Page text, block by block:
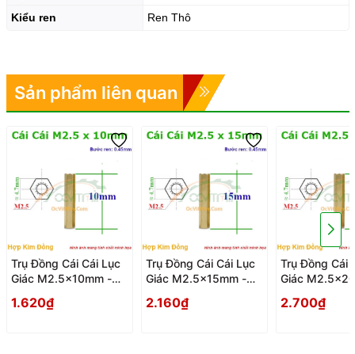
Kiểu ren Ren Thô
Sản phẩm liên quan
Trụ Đồng Cái Cái Lục
Giác M2.5x10mm -
Giac
1.620₫
Trụ Đồng Cái Cái Lục
Giác M2.5x15mm -
Giac
2.160₫
Trụ Đồng Cái
Giác
Giac
2.700₫